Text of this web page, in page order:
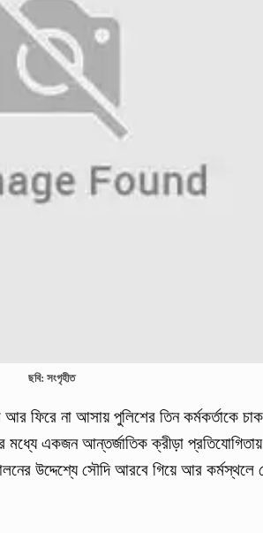
ছবি: সংগৃহীত
ফিরে না আসায় পুলিশের তিন কর্মকর্তাকে
মধ্যে একজন আন্তর্জাতিক ক্রীড়া
উদ্দেশ্যে সৌদি আরবে গিয়ে আর কর্মস্থলে